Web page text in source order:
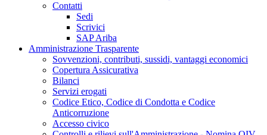
Contatti
Sedi
Scrivici
SAP Ariba
Amministrazione Trasparente
Sovvenzioni, contributi, sussidi, vantaggi economici
Copertura Assicurativa
Bilanci
Servizi erogati
Codice Etico, Codice di Condotta e Codice
Anticorruzione
Accesso civico